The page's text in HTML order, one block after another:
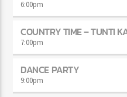
6:00pm
COUNTRY TIME – TUNTI
7:00pm
DANCE PARTY
9:00pm